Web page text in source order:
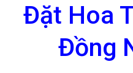
Đặt Hoa
Đồng